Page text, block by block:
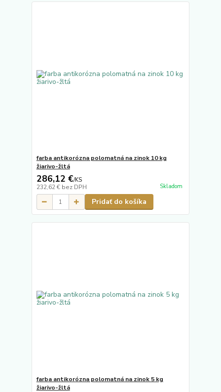
farba antikorózna polomatná na zinok 10 kg
žiarivo-žltá
286,12 €/KS
232,62 € bez DPH Skladom
Pridať do košíka
farba antikorózna polomatná na zinok 5 kg
žiarivo-žltá